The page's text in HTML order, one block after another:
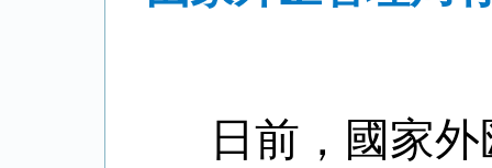
日前，國家